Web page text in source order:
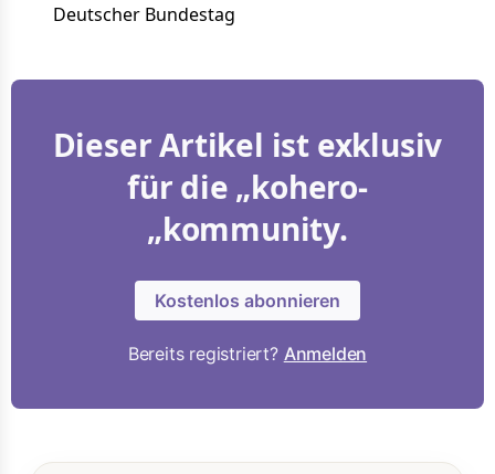
Deutscher Bundestag
Dieser Artikel ist exklusiv
für die „kohero-
„kommunity.
Kostenlos abonnieren
Bereits registriert? Anmelden